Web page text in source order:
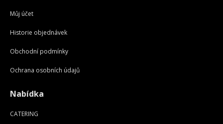
Můj účet
Historie objednávek
Obchodní podmínky
Ochrana osobních údajů
Nabídka
CATERING